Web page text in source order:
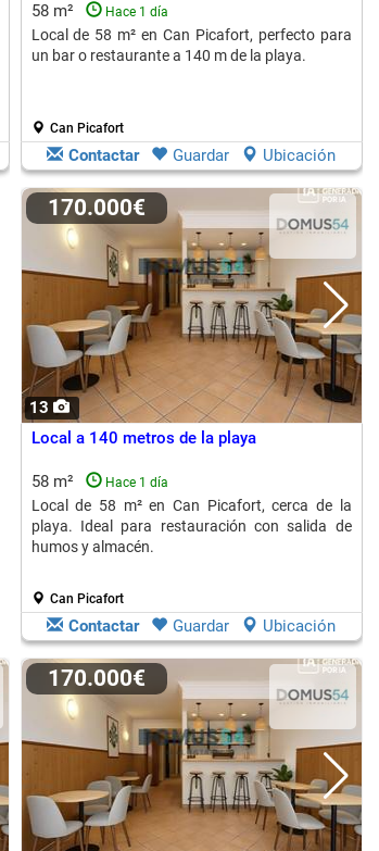
58 m²
Hace 1 día
Local de 58 m² en Can Picafort, perfecto para
un bar o restaurante a 140 m de la playa.
Can Picafort
Contactar Guardar Ubicación
13
170.000€
Local a 140 metros de la playa
58 m² Hace 1 día
Local de 58 m² en Can Picafort, cerca de la
playa. Ideal para restauración con salida de
humos y almacén.
Can Picafort
Contactar Guardar Ubicación
170.000€